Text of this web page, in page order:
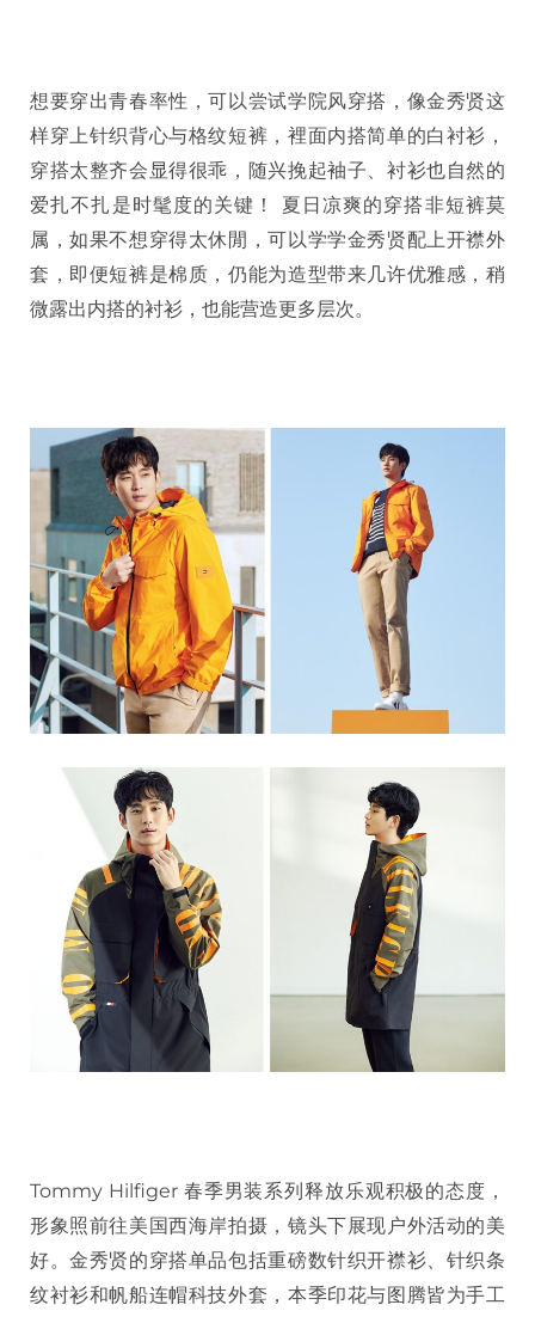
想要穿出青春率性，可以尝试学院风穿搭，像金秀贤这
样穿上针织背心与格纹短裤，裡面内搭简单的白衬衫，
穿搭太整齐会显得很乖，随兴挽起袖子、衬衫也自然的
爱扎不扎是时髦度的关键！ 夏日凉爽的穿搭非短裤莫
属，如果不想穿得太休閒，可以学学金秀贤配上开襟外
套，即便短裤是棉质，仍能为造型带来几许优雅感，稍
微露出内搭的衬衫，也能营造更多层次。
Tommy Hilfiger 春季男装系列释放乐观积极的态度，
形象照前往美国西海岸拍摄，镜头下展现户外活动的美
好。金秀贤的穿搭单品包括重磅数针织开襟衫、针织条
纹衬衫和帆船连帽科技外套，本季印花与图腾皆为手工